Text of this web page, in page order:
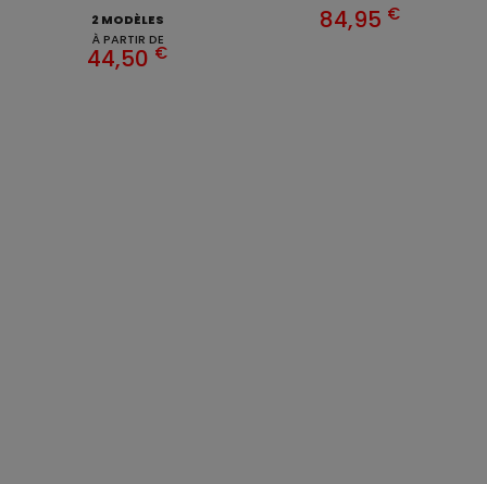
2 MODÈLES
À PARTIR DE
44,50 €
84,95 €